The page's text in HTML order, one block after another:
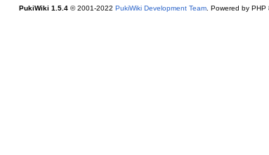
PukiWiki 1.5.4© 2001-2022 PukiWiki Development Team. Powered by PHP